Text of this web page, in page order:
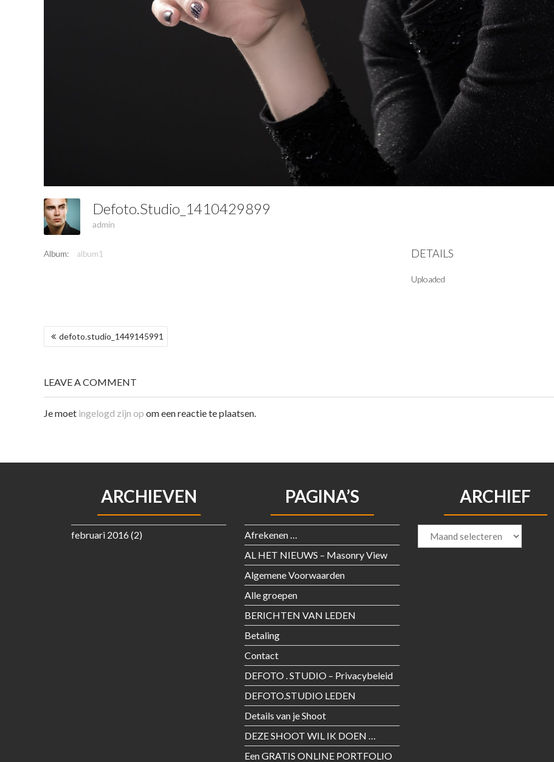
Defoto.studio_1410429899
admin
Album: album1 DETAILS
Uploaded
BERICHT
NAVIGATIE
defoto.studio_1449145991
LEAVE A COMMENT
Je moet ingelogd zijn op om een reactie te plaatsen.
ARCHIEVEN
februari 2016 (2)
PAGINA’S
Afrekenen …
AL HET NIEUWS – Masonry View
Algemene Voorwaarden
Alle groepen
BERICHTEN VAN LEDEN
Betaling
Contact
DEFOTO . STUDIO – Privacybeleid
DEFOTO.STUDIO LEDEN
Details van je Shoot
DEZE SHOOT WIL IK DOEN …
Een GRATIS ONLINE PORTFOLIO
ARCHIEF
Archief